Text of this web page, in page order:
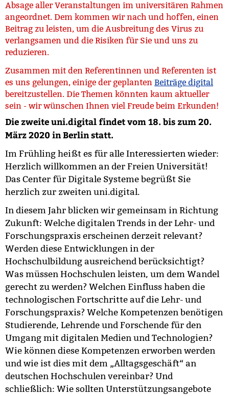
Absage aller Veranstaltungen im universitären Rahmen
angeordnet. Dem kommen wir nach und hoffen, einen
Beitrag zu leisten, um die Ausbreitung des Virus zu
verlangsamen und die Risiken für Sie und uns zu
reduzieren.
Zusammen mit den Referentinnen und Referenten ist
es uns gelungen, einige der geplanten Beiträge digital
bereitzustellen. Die Themen könnten kaum aktueller
sein - wir wünschen Ihnen viel Freude beim Erkunden!
Die zweite uni.digital findet vom 18. bis zum 20.
März 2020 in Berlin statt.
Im Frühling heißt es für alle Interessierten wieder:
Herzlich willkommen an der Freien Universität!
Das Center für Digitale Systeme begrüßt Sie
herzlich zur zweiten uni.digital.
In diesem Jahr blicken wir gemeinsam in Richtung
Zukunft: Welche digitalen Trends in der Lehr- und
Forschungspraxis erscheinen derzeit relevant?
Werden diese Entwicklungen in der
Hochschulbildung ausreichend berücksichtigt?
Was müssen Hochschulen leisten, um dem Wandel
gerecht zu werden? Welchen Einfluss haben die
technologischen Fortschritte auf die Lehr- und
Forschungspraxis? Welche Kompetenzen benötigen
Studierende, Lehrende und Forschende für den
Umgang mit digitalen Medien und Technologien?
Wie können diese Kompetenzen erworben werden
und wie ist dies mit dem „Alltagsgeschäft“ an
deutschen Hochschulen vereinbar? Und
schließlich: Wie sollten Unterstützungsangebote